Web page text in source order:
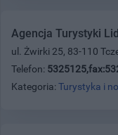
Agencja Turystyki
ul. Żwirki 25, 83-110
Telefon:
Kategoria: Turystyka i